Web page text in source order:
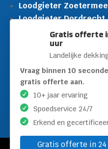
Gratis offerte
uur
Landelijke
Vraag binnen 10
gratis offerte aan.
10+ jaar ervaring
Spoedservice 24/7
Erkend en
Gratis offerte in 24
Loodgieter
Loodgieter Dordrecht
Loodgieter Rijswijk
Loodgieter Schiedam
Loodgieter
Loodgieter Hilversum